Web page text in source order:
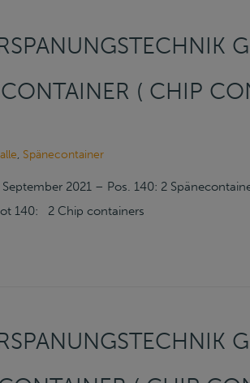
( CHIP
, Spänecontainer
2021 – Pos. 140: 2
140: 2 Chip containers